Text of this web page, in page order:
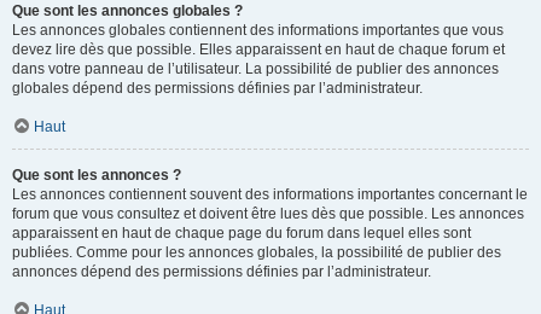
Que sont les annonces globales ?
Les annonces globales contiennent des informations importantes que vous
devez lire dès que possible. Elles apparaissent en haut de chaque forum et
dans votre panneau de l’utilisateur. La possibilité de publier des annonces
globales dépend des permissions définies par l’administrateur.
Haut
Que sont les annonces ?
Les annonces contiennent souvent des informations importantes concernant le
forum que vous consultez et doivent être lues dès que possible. Les annonces
apparaissent en haut de chaque page du forum dans lequel elles sont
publiées. Comme pour les annonces globales, la possibilité de publier des
annonces dépend des permissions définies par l’administrateur.
Haut